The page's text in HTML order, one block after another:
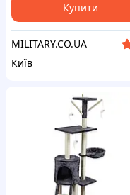
Купити
MILITARY.CO.UA
Київ